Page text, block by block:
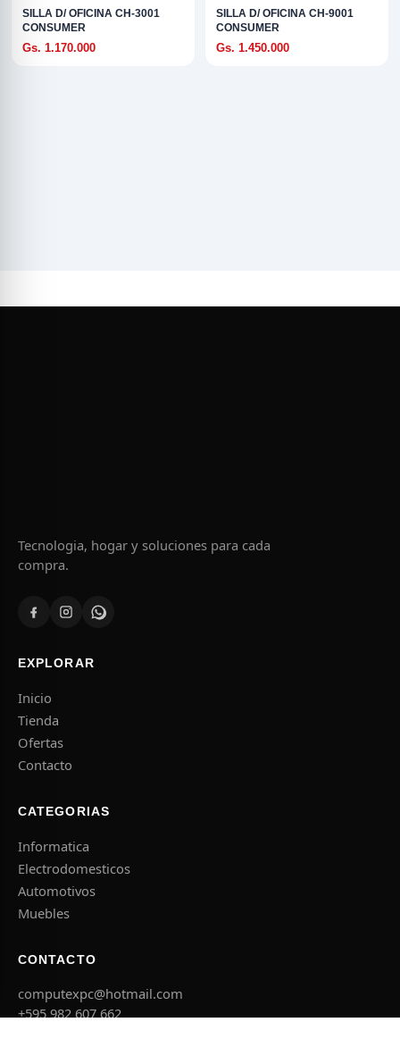
SILLA D/ OFICINA CH-3001
CONSUMER
Gs. 1.170.000
SILLA D/ OFICINA CH-9001
CONSUMER
Gs. 1.450.000
Tecnologia, hogar y soluciones para cada
compra.
EXPLORAR
Inicio
Tienda
Ofertas
Contacto
CATEGORIAS
Informatica
Electrodomesticos
Automotivos
Muebles
CONTACTO
computexpc@hotmail.com
+595 982 607 662